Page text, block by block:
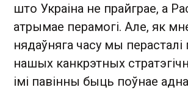
што Украіна не прайграе, а
атрымае перамогі. Але, як
нядаўняга часу мы
нашых канкрэтных
імі павінны быць поўнае